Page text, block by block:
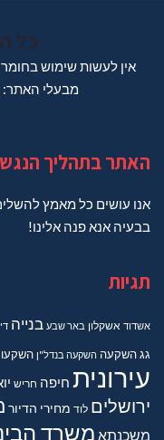
כל
אין לעשות שימוש
מבעלי האתר: avihai.zoomat@gmail.com
האתר בתהליך
אנו עושים כל מאמץ
בבעיה אנא פנה אלינו!
תגיות
אשדוד אשקלון באר שבע בנייה
גגהשקעה השקעה בנדל"ן
עירונית חיפה חריש
ירושלים לוד מחירי הדיור
משכנתא משרד